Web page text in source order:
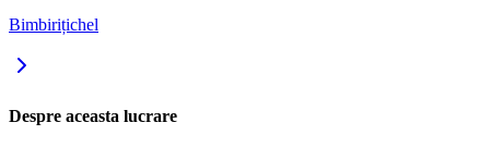
Bimbirițichel
Despre aceasta lucrare